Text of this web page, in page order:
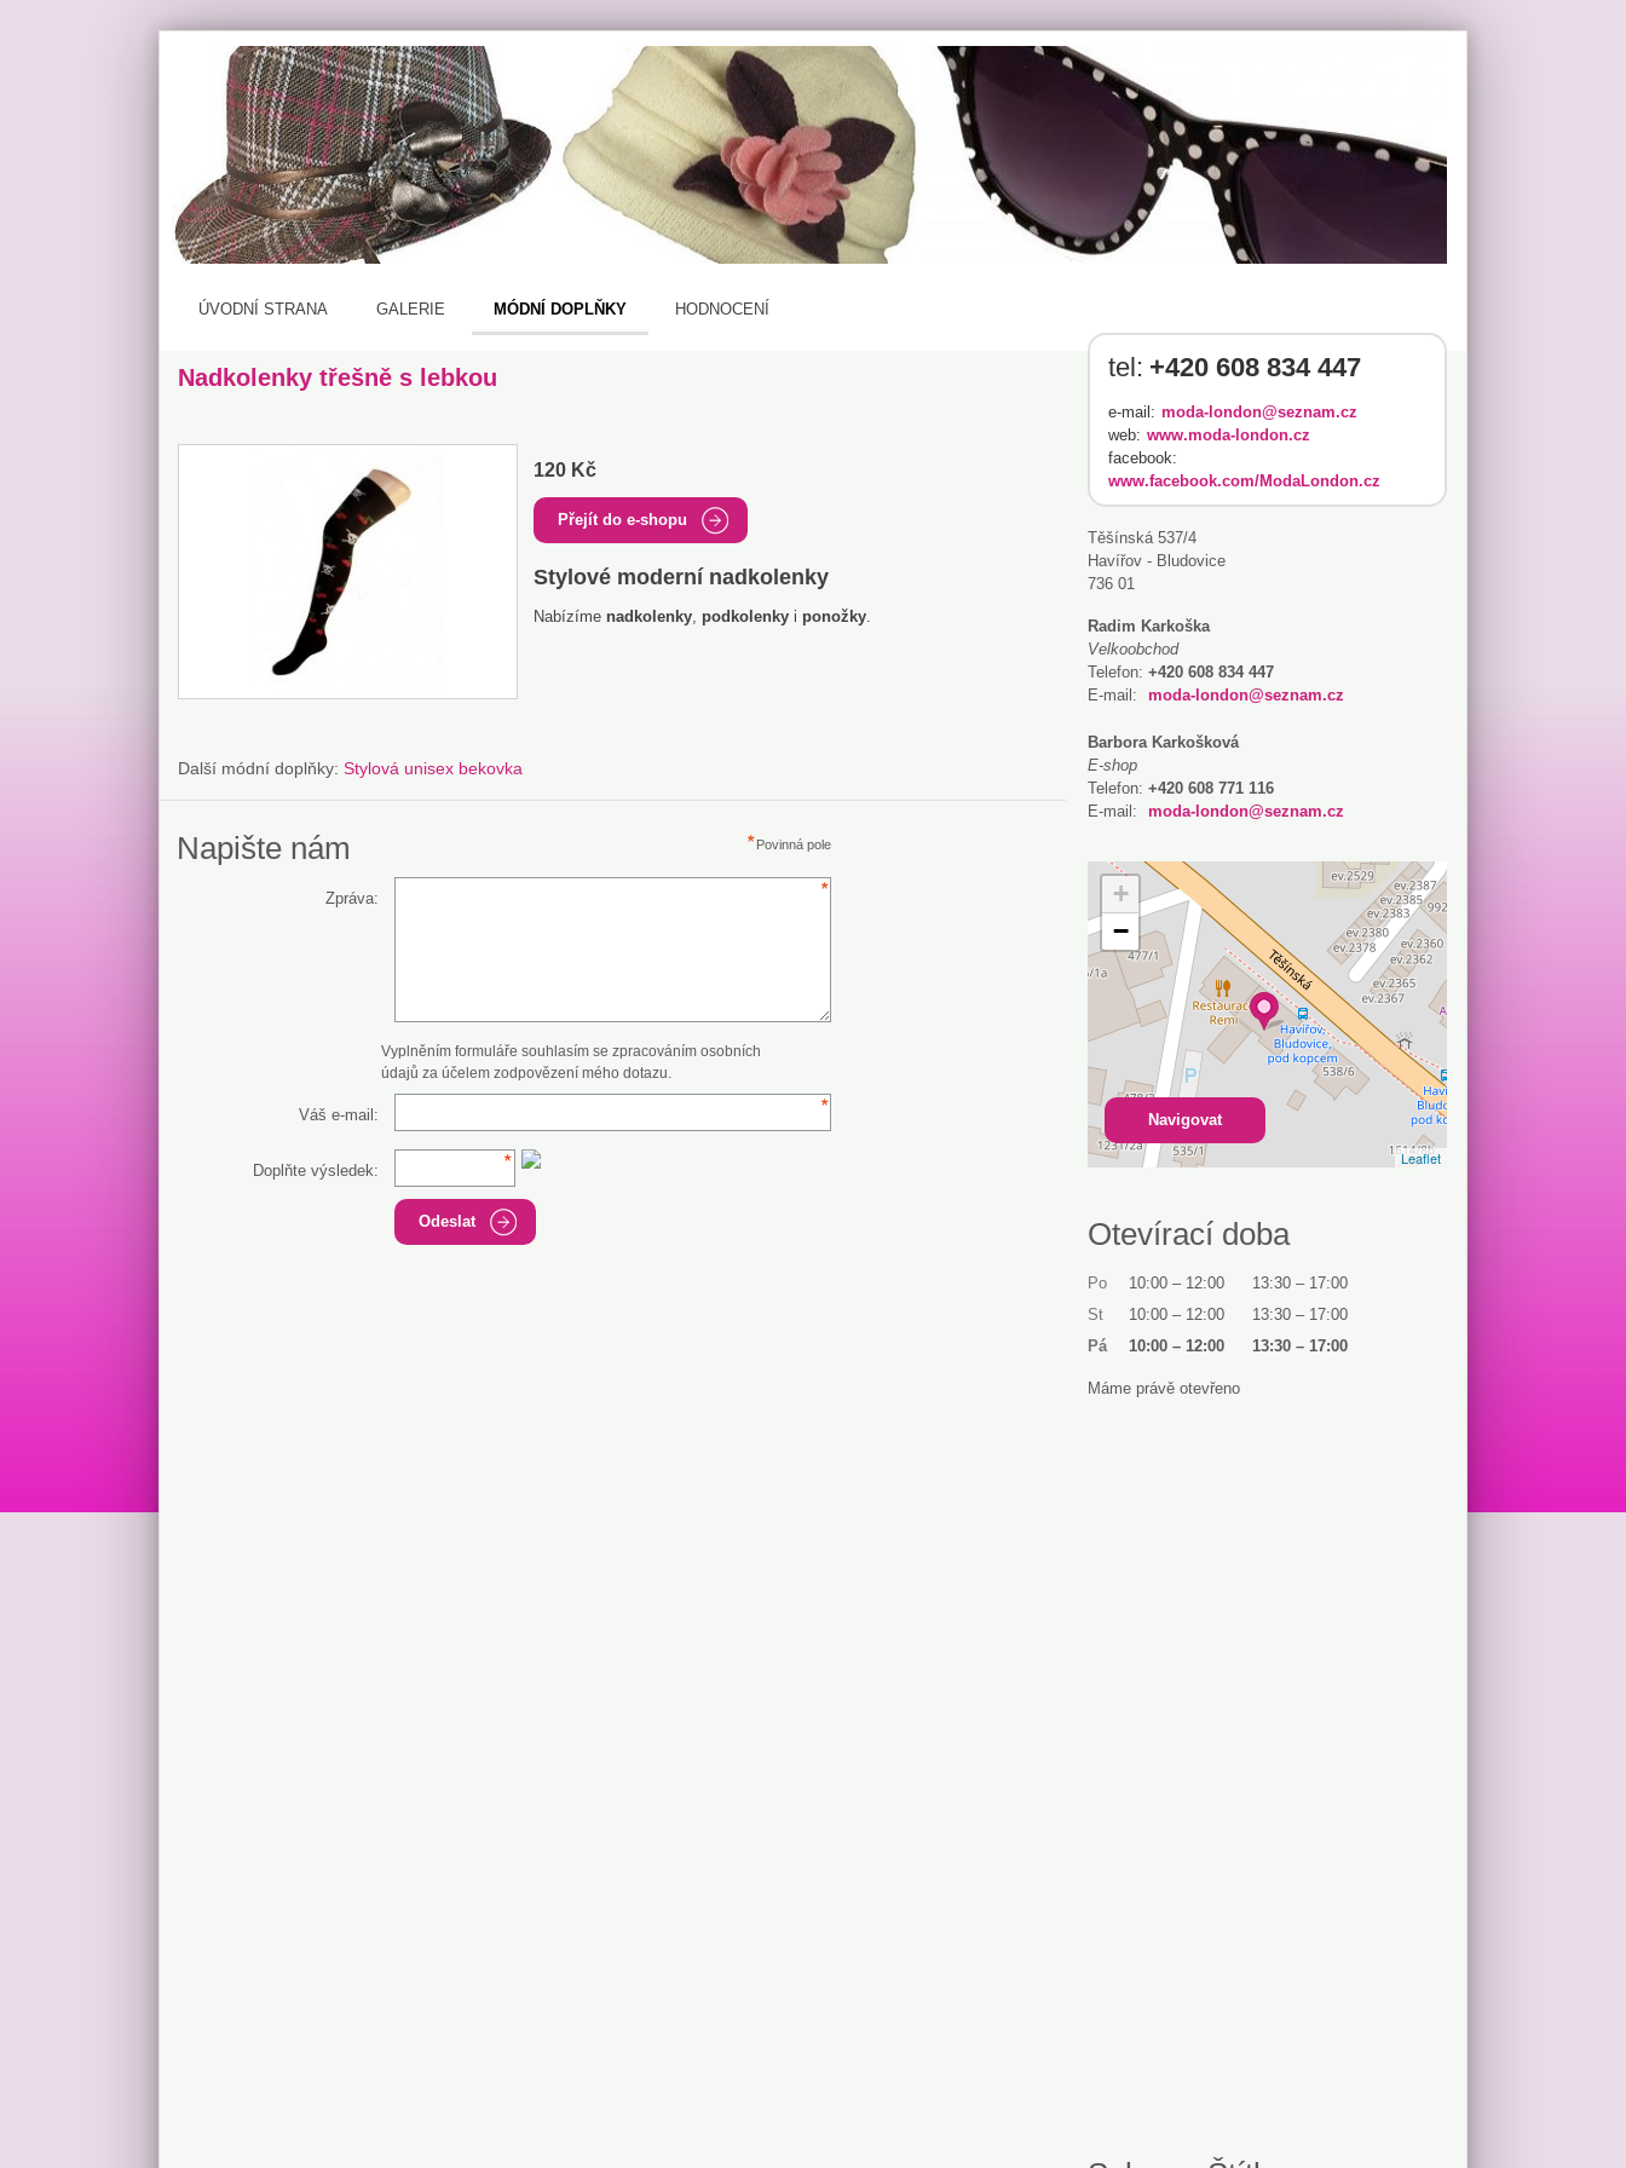
ÚVODNÍ STRANA GALERIE MÓDNÍ DOPLŇKY HODNOCENÍ
Nadkolenky třešně s lebkou
120 Kč
Přejít do e-shopu
Stylové moderní nadkolenky
Nabízíme nadkolenky podkolenky i ponožky
Další módní doplňky: Stylová unisex bekovka
Napište nám Povinná pole
Zpráva:
Vyplněním formuláře souhlasím se zpracováním osobních
údajů za účelem zodpovězení mého dotazu.
Váš e-mail:
Doplňte výsledek:
Odeslat
tel: +420 608 834 447
e-mail: moda-london@seznam.cz
web: www.moda-london.cz
facebook:
www.facebook.com/ModaLondon.cz
Těšínská 537/4
Havířov - Bludovice
736 01
Radim Karkoška
Velkoobchod
Telefon: +420 608 834 447
E-mail:
moda-london@seznam.cz
Barbora Karkošková
E-shop
Telefon: +420 608 771 116
E-mail:
moda-london@seznam.cz
+
−
Leaflet
Navigovat
Otevírací doba
Po 10:00 – 12:00 13:30 – 17:00
St
10:00 – 12:00 13:30 – 17:00
Pá
10:00 – 12:00 13:30 – 17:00
Máme právě otevřeno